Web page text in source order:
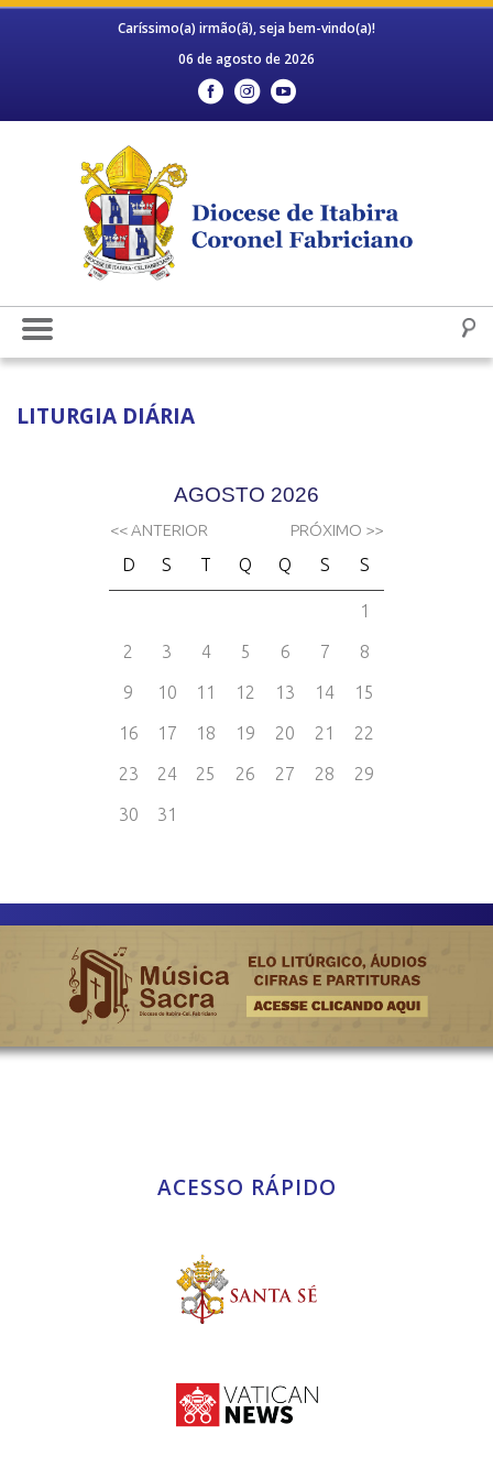
Caríssimo(a) irmão(ã), seja bem-vindo(a)!
06 de agosto de 2026
LITURGIA DIÁRIA
ACESSO RÁPIDO